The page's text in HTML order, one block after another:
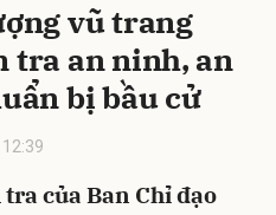
vũ trang
tra an ninh, an
bị bầu cử
của Ban Chỉ đạo